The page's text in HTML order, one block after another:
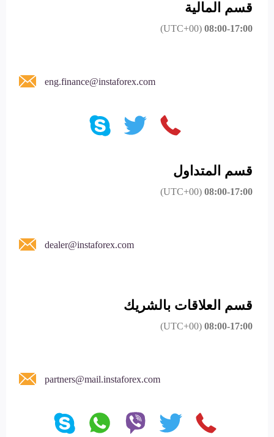
قسم المالية
08:00-17:00
(UTC+00)
eng.finance@instaforex.com
قسم المتداول
08:00-17:00
(UTC+00)
dealer@instaforex.com
قسم العلاقات بالشريك
08:00-17:00
(UTC+00)
partners@mail.instaforex.com